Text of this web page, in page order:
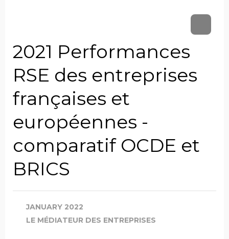
2021 Performances
RSE des entreprises
françaises et
européennes -
comparatif OCDE et
BRICS
JANUARY 2022
LE MÉDIATEUR DES ENTREPRISES